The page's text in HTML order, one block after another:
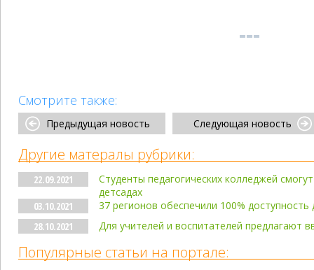
Смотрите также:
Предыдущая новость Следующая новость
Другие матералы рубрики:
22.09.2021
Студенты педагогических колледжей
детсадах
03.10.2021
37 регионов обеспечили 100% доступность
28.10.2021
Для учителей и воспитателей предлагают
Популярные статьи на портале: